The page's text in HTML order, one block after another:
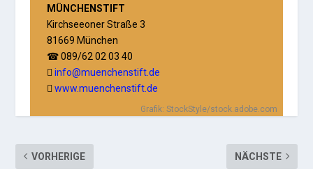
MÜNCHENSTIFT
Kirchseeoner Straße 3
81669 München
☎089/62 02 03 40
 info@muenchenstift.de
 www.muenchenstift.de
Grafik: StockStyle/stock.adobe.com
VORHERIGE NÄCHSTE